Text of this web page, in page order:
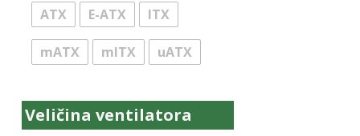
Philips
Picun
PNY
Prestigio
ATX E-ATX ITX
mATX mITX uATX
Veličina ventilatora